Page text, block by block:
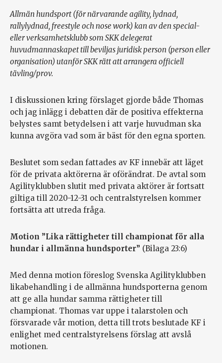
Allmän hundsport (för närvarande agility, lydnad,
rallylydnad, freestyle och nose work) kan av den special-
eller verksamhetsklubb som SKK delegerat
huvudmannaskapet till beviljas juridisk person (person eller
organisation) utanför SKK rätt att arrangera officiell
tävling/prov.
I diskussionen kring förslaget gjorde både Thomas
och jag inlägg i debatten där de positiva effekterna
belystes samt betydelsen i att varje huvudman ska
kunna avgöra vad som är bäst för den egna sporten.
Beslutet som sedan fattades av KF innebär att läget
för de privata aktörerna är oförändrat. De avtal som
Agilityklubben slutit med privata aktörer är fortsatt
giltiga till 2020-12-31 och centralstyrelsen kommer
fortsätta att utreda fråga.
Motion ”Lika rättigheter till championat för alla
hundar i allmänna hundsporter” (Bilaga 23:6)
Med denna motion föreslog Svenska Agilityklubben
likabehandling i de allmänna hundsporterna genom
att ge alla hundar samma rättigheter till
championat. Thomas var uppe i talarstolen och
försvarade vår motion, detta till trots beslutade KF i
enlighet med centralstyrelsens förslag att avslå
motionen.